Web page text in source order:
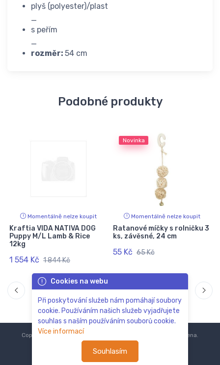
plyš (polyester)/plast
_
s peřím
_
rozměr: 54 cm
Podobné produkty
Momentálně nelze koupit
Kraftia VIDA NATIVA DOG
Puppy M/L Lamb & Rice
12kg
1 554 Kč 1 844 Kč
Novinka
Momentálně nelze koupit
Ratanové míčky s rolničku 3
ks, závěsné, 24 cm
55 Kč 65 Kč
Cookies na webu
Při poskytování služeb nám pomáhají soubory
cookie. Používáním našich služeb vyjadřujete
souhlas s naším používáním souborů cookie.
Více informací
Souhlasím
Copyright © 2018-2024 Všechna práva vyhrazena.